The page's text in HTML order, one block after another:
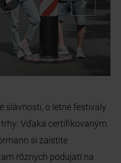
slávnosti, o letné festivaly
Vďaka certifikovaným
si zaistite
rôznych podujatí na